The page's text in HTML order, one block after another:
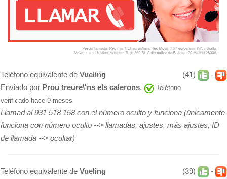
(41) -
Teléfono equivalente de Vueling
Enviado por Prou treure\'ns els calerons.
Teléfono
verificado hace 9 meses
Llamad al 931 518 158 con el número oculto y funciona (únicamente
funciona con número oculto --> llamadas, ajustes, más ajustes, ID
de llamada --> ocultar)
(39) -
Teléfono equivalente de Vueling